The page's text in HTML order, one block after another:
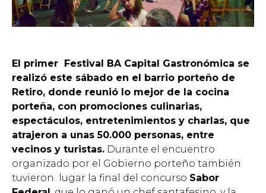
El primer Festival BA Capital Gastronómica se
realizó este sábado en el barrio porteño de
Retiro, donde reunió lo mejor de la cocina
porteña, con promociones culinarias,
espectáculos, entretenimientos y charlas, que
atrajeron a unas 50.000 personas, entre
vecinos y turistas. Durante el encuentro
organizado por el Gobierno porteño también
tuvieron lugar la final del concurso Sabor